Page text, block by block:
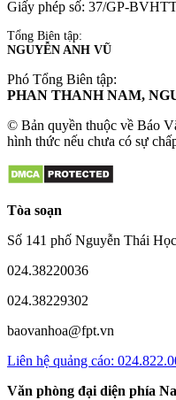
Giấy phép số: 37/GP-
Tổng Biên tập:
NGUYỄN ANH VŨ
Phó Tổng Biên tập:
PHAN THANH NAM,
© Bản quyền thuộc về Báo
hình thức nếu chưa có sự
Tòa soạn
Số 141 phố Nguyễn Thái
024.38220036
024.38229302
baovanhoa@fpt.vn
Liên hệ quảng cáo:
Văn phòng đại diện phía